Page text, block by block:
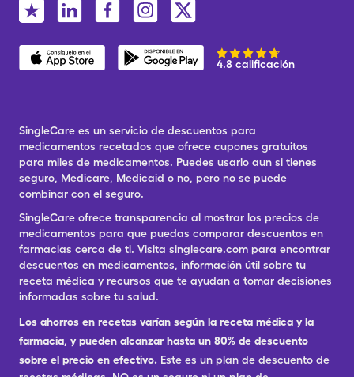
4.8 calificación
SingleCare es un servicio de descuentos para
medicamentos recetados que ofrece cupones gratuitos
para miles de medicamentos. Puedes usarlo aun si tienes
seguro, Medicare, Medicaid o no, pero no se puede
combinar con el seguro.
SingleCare ofrece transparencia al mostrar los precios de
medicamentos para que puedas comparar descuentos en
farmacias cerca de ti. Visita singlecare.com para encontrar
descuentos en medicamentos, información útil sobre tu
receta médica y recursos que te ayudan a tomar decisiones
informadas sobre tu salud.
Los ahorros en recetas varían según la receta médica y la
farmacia, y pueden alcanzar hasta un 80% de descuento
sobre el precio en efectivo. Este es un plan de descuento de